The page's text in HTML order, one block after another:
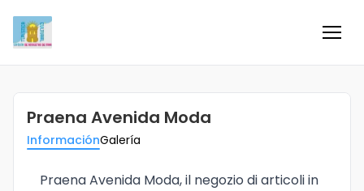
Información
Praena Avenida Moda
InformaciónGalería
Praena Avenida Moda, il negozio di articoli in